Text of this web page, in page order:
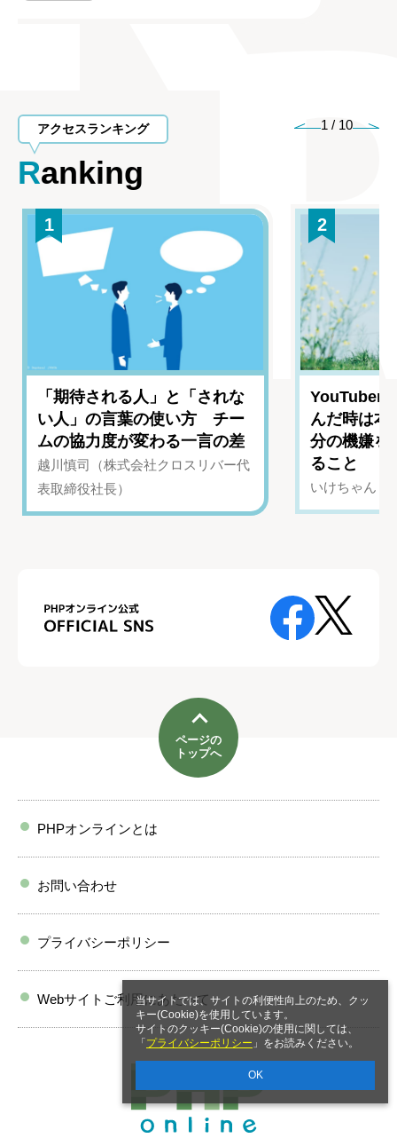
当サイトでは、サイトの利便性向上のため、クッ
キー(Cookie)を使用しています。
サイトのクッキー(Cookie)の使用に関しては、
「 プライバシーポリシー 」をお読みください。
OK
アクセスランキング
Ranking
1 / 10
1
「期待される人」と「されな
い人」の言葉の使い方 チー
ムの協力度が変わる一言の差
越川慎司（株式会社クロスリバー代
表取締役社長）
2
YouTuber
んだ時は
分の機嫌を
ること
いけちゃん（
ページの
トップへ
PHPオンラインとは
お問い合わせ
プライバシーポリシー
Webサイトご利用にあたって